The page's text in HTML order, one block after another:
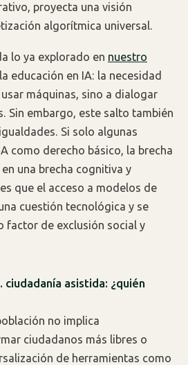
proyecta una visión
algorítmica universal.
lo ya explorado en nuestro
educación en IA: la necesidad
máquinas, sino a dialogar
Sin embargo, este salto también
Si solo algunas
como derecho básico, la brecha
una brecha cognitiva y
que el acceso a modelos de
cuestión tecnológica y se
factor de exclusión social y
ciudadanía asistida: ¿quién
no implica
ciudadanos más libres o
de herramientas como